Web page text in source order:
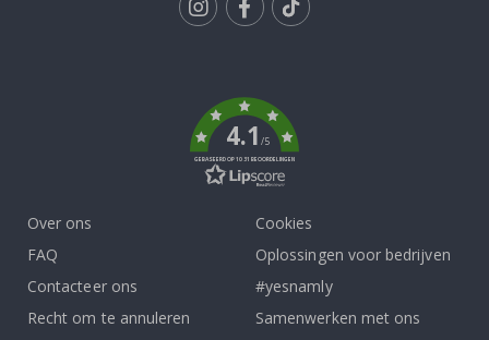
4.1/5
GEBASEERD OP 1031 BEOORDELINGEN
Over ons
FAQ
Contacteer ons
Recht om te annuleren
Cookies
Oplossingen voor bedrijven
#yesnamly
Samenwerken met ons